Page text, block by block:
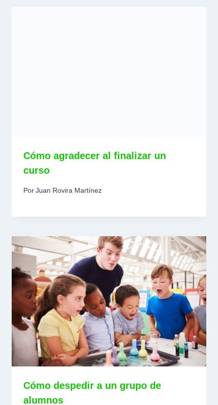
Cómo agradecer al finalizar un
curso
PorJuan Rovira Martínez
Cómo despedir a un grupo de
alumnos